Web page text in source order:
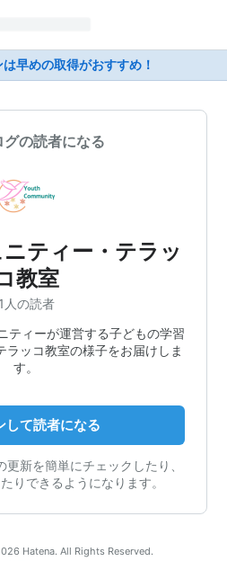
早めの取得がおすすめ！
グの読者になる
ティー・テラッ
教室
1人の読者
ティーが運営する子どもの学習
ラッコ教室の様子をお届けしま
す。
して読者になる
新を簡単にチェックしたり、
りできるようになります。
Hatena. All Rights Reserved.